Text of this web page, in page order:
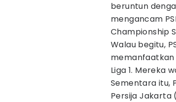
beruntun
mengancam
Championship
Walau begitu,
memanfaatkan
Liga 1. Mereka
Sementara itu,
Persija Jakarta